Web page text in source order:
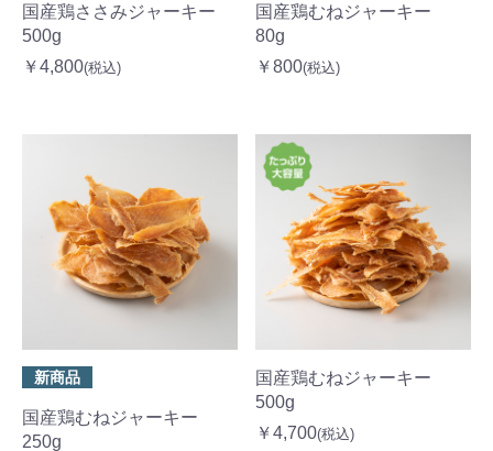
国産鶏ささみジャーキー
500g
￥4,800(税込)
国産鶏むねジャーキー
80g
￥800(税込)
新商品
国産鶏むねジャーキー
250g
国産鶏むねジャーキー
500g
￥4,700(税込)